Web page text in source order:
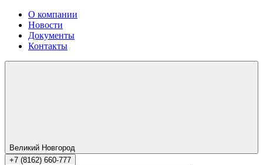
О компании
Новости
Документы
Контакты
Великий Новгород
+7 (8162) 660-777